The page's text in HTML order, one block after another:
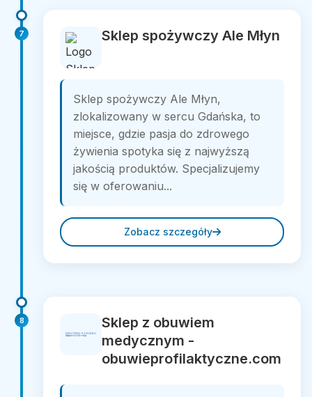
7 Sklep spożywczy Ale Młyn
Sklep spożywczy Ale Młyn,
zlokalizowany w sercu Gdańska, to
miejsce, gdzie pasja do zdrowego
żywienia spotyka się z najwyższą
jakością produktów. Specjalizujemy
się w oferowaniu...
Zobacz szczegóły
8
Sklep z obuwiem
medycznym -
obuwieprofilaktyczne.com